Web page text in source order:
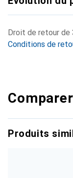
Droit de retour de
Conditions de
Produits